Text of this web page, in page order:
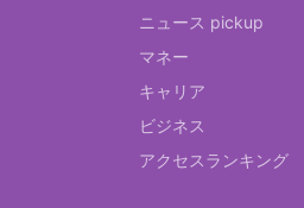
ニュース pickup
マネー
キャリア
ビジネス
アクセスランキング